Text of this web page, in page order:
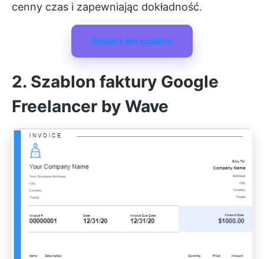
cenny czas i zapewniając dokładność.
Pobierz ten szablon
2. Szablon faktury Google
Freelancer by Wave